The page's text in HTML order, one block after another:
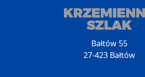
Bałtów 55
27-423 Bałtów